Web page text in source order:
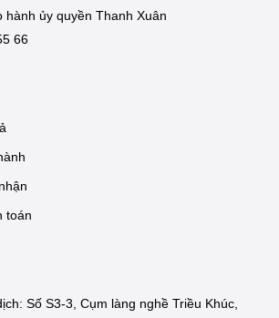
hành ủy quyền Thanh Xuân
66
toán
Số S3-3, Cụm làng nghề Triều Khúc,